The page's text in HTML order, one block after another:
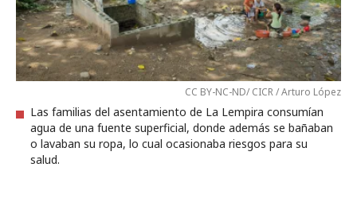
CC BY-NC-ND/ CICR / Arturo López
Las familias del asentamiento de La Lempira consumían
agua de una fuente superficial, donde además se bañaban
o lavaban su ropa, lo cual ocasionaba riesgos para su
salud.